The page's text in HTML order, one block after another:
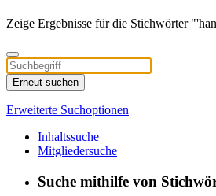
Zeige Ergebnisse für die Stichwörter
Erneut suchen
Erweiterte Suchoptionen
Inhaltssuche
Mitgliedersuche
Suche mithilfe von